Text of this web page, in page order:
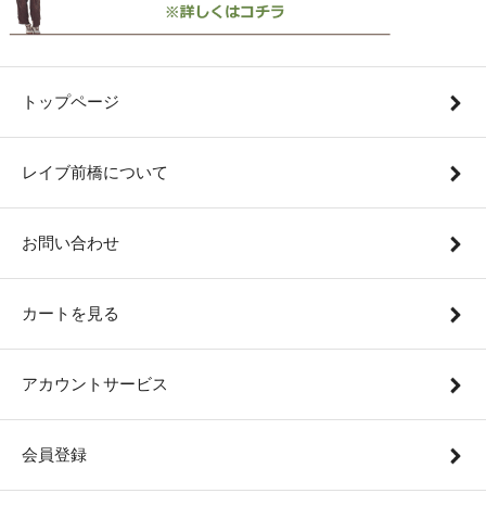
トップページ
レイブ前橋について
お問い合わせ
カートを見る
アカウントサービス
会員登録